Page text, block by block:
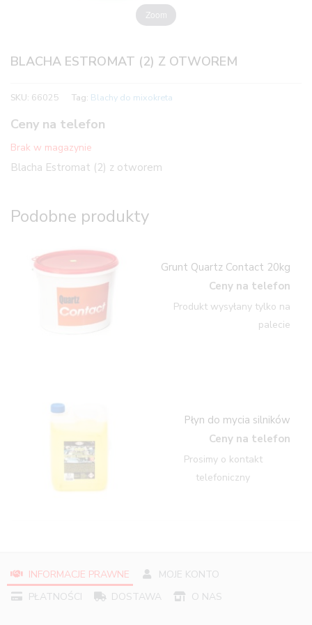
Zoom
BLACHA ESTROMAT (2) Z OTWOREM
SKU: 66025 Tag: Blachy do mixokreta
Ceny na telefon
Brak w magazynie
Blacha Estromat (2) z otworem
Podobne produkty
Grunt Quartz Contact 20kg
Ceny na telefon
Produkt wysyłany tylko na
palecie
Płyn do mycia silników
Ceny na telefon
Prosimy o kontakt
telefoniczny
INFORMACJE PRAWNE
MOJE KONTO
PŁATNOŚCI
DOSTAWA O NAS